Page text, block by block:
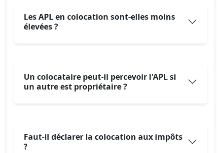
Les APL en colocation sont-elles moins
élevées ?
Un colocataire peut-il percevoir l'APL si
un autre est propriétaire ?
Faut-il déclarer la colocation aux impôts
?